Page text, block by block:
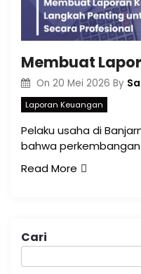
On 20 Mei 2026 By
Laporan Keuangan
Pelaku usaha di
bahwa
Read More
Cari